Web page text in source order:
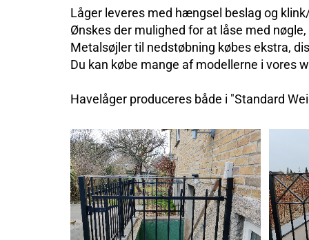
Låger leveres med hængsel beslag og
Ønskes der mulighed for at låse med
Metalsøjler til nedstøbning købes ekstra,
Du kan købe mange af modellerne i vores
Havelåger produceres både i "Standard